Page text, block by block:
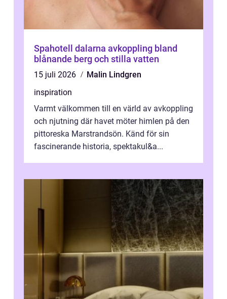
Spahotell dalarna avkoppling bland
blånande berg och stilla vatten
15 juli 2026
Malin Lindgren
inspiration
Varmt välkommen till en värld av avkoppling
och njutning där havet möter himlen på den
pittoreska Marstrandsön. Känd för sin
fascinerande historia, spektakul&a...